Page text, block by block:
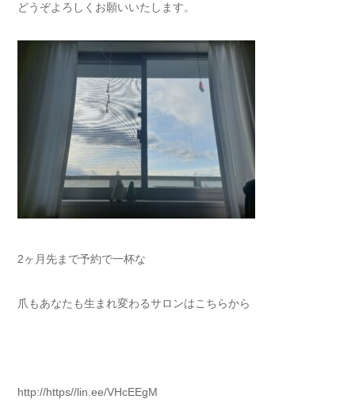
どうぞよろしくお願いいたします。
2ヶ月先まで予約で一杯な
爪もあなたも生まれ変わるサロンはこちらから⁡
http://https//lin.ee/VHcEEgM